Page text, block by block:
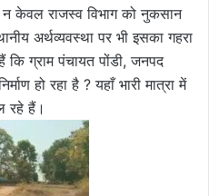
केवल राजस्व विभाग को नुकसान
अर्थव्यवस्था पर भी इसका गहरा
ग्राम पंचायत पोंडी, जनपद
हो रहा है ? यहाँ भारी मात्रा में
रहे हैं।